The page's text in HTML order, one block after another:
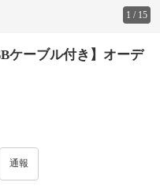
1 / 15
ケーブル付き】オーデ
通報